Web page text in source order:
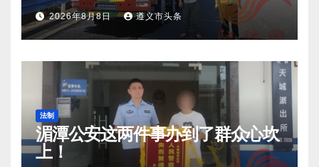
2026年8月8日 遵义市头条
法制
湄潭公安这两件事办到了群众心坎
上！